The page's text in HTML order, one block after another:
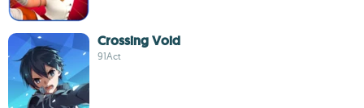
Crossing Void
91Act